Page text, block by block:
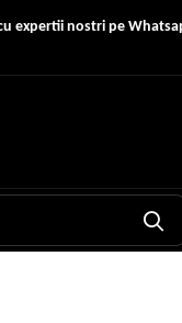
expertii nostri pe